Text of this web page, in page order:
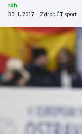
Atletika
Cyklistika
DALŠÍ SPORTY
Americký fotbal
Baseball a softbal
NEPŘEHLÉDNĚTE
Soutěže
roh
30. 1. 2017 | Zdroj: ČT sport